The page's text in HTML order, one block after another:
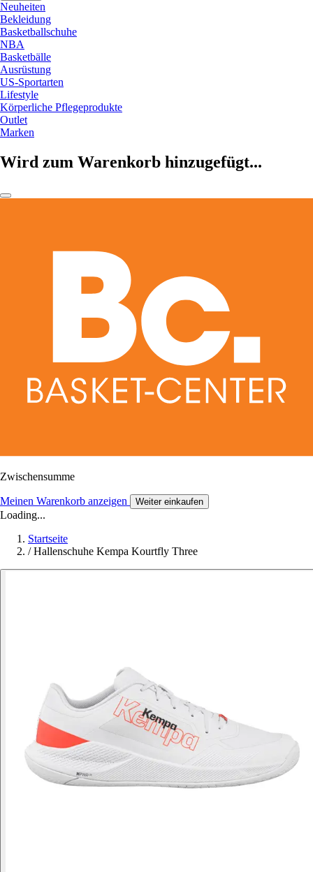
Neuheiten
Bekleidung
Basketballschuhe
NBA
Basketbälle
Ausrüstung
US-Sportarten
Lifestyle
Körperliche Pflegeprodukte
Outlet
Marken
Wird zum Warenkorb hinzugefügt...
Zwischensumme
Meinen Warenkorb anzeigen Weiter einkaufen
Loading...
Startseite
/ Hallenschuhe Kempa Kourtfly Three